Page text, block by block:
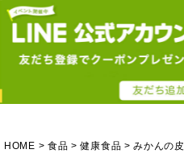
HOME 食品 健康食品 みかんの皮